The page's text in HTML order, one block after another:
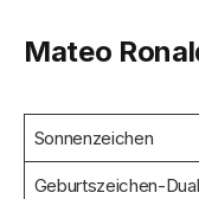
Mateo
Sonnenzeichen
Geburtszeichen-